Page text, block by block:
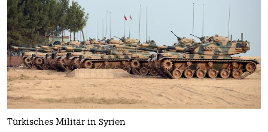
Türkisches Militär in Syrien